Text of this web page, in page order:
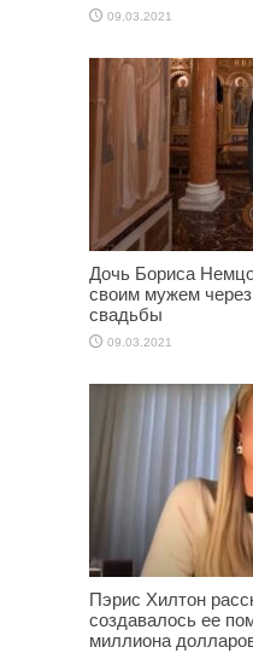
09.03.2021
Дочь Бориса
своим мужем
свадьбы
09.03.2021
Пэрис Хилтон
создавалось ее
миллиона